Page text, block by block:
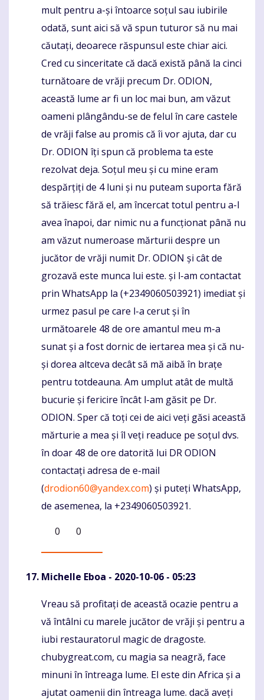
mult pentru a-și întoarce soțul sau iubirile
odată, sunt aici să vă spun tuturor să nu mai
căutați, deoarece răspunsul este chiar aici.
Cred cu sinceritate că dacă există până la cinci
turnătoare de vrăji precum Dr. ODION,
această lume ar fi un loc mai bun, am văzut
oameni plângându-se de felul în care castele
de vrăji false au promis că îi vor ajuta, dar cu
Dr. ODION îți spun că problema ta este
rezolvat deja. Soțul meu și cu mine eram
despărțiți de 4 luni și nu puteam suporta fără
să trăiesc fără el, am încercat totul pentru a-l
avea înapoi, dar nimic nu a funcționat până nu
am văzut numeroase mărturii despre un
jucător de vrăji numit Dr. ODION și cât de
grozavă este munca lui este. și l-am contactat
prin WhatsApp la (+2349060503921) imediat și
urmez pasul pe care l-a cerut și în
următoarele 48 de ore amantul meu m-a
sunat și a fost dornic de iertarea mea și că nu-
și dorea altceva decât să mă aibă în brațe
pentru totdeauna. Am umplut atât de multă
bucurie și fericire încât l-am găsit pe Dr.
ODION. Sper că toți cei de aici veți găsi această
mărturie a mea și îl veți readuce pe soțul dvs.
în doar 48 de ore datorită lui DR ODION
contactați adresa de e-mail
(drodion60@yandex.com) și puteți WhatsApp,
de asemenea, la +2349060503921.
0
0
Michelle Eboa - 2020-10-06 - 05:23
Komentaras
Vreau să profitați de această ocazie pentru a
vă întâlni cu marele jucător de vrăji și pentru a
iubi restauratorul magic de dragoste.
chubygreat.com, cu magia sa neagră, face
minuni în întreaga lume. El este din Africa și a
ajutat oamenii din întreaga lume. dacă aveți